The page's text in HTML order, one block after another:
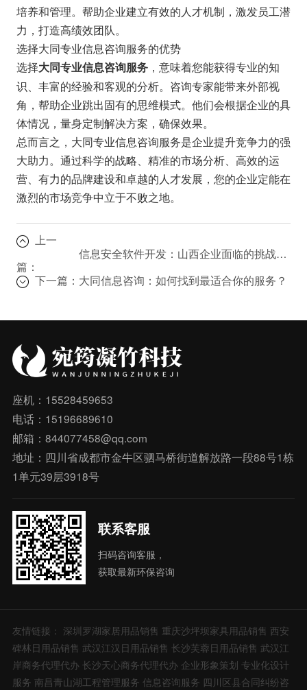
培养和管理。帮助企业建立有效的人才机制，激发员工潜
力，打造高绩效团队。
选择大同专业信息咨询服务的优势
选择大同专业信息咨询服务，意味着您能获得专业的知
识、丰富的经验和客观的分析。咨询专家能带来外部视
角，帮助企业跳出固有的思维模式。他们会根据企业的具
体情况，量身定制解决方案，确保效果。
总而言之，大同专业信息咨询服务是企业提升竞争力的强
大助力。通过科学的战略、精准的市场分析、高效的运
营、有力的品牌建设和卓越的人才发展，您的企业定能在
激烈的市场竞争中立于不败之地。
上一
篇：
信息安全软件开发：山西企业面临的挑战与解决方案
下一篇： 大同信息咨询：如何找到最适合你的服务？
座机：15528459653
电话：15196689610
邮箱：844077458@qq.com
地址：四川省成都市金牛区驷马桥街道解放路一段88号1栋
1单元39层3918号
联系客服
扫码咨询客服，
获取最新环保咨询
友情链接： 深圳罗湖家居用品销售 重庆沙坪坝家具用品销售 西安
碑林日用品销售 武汉江汉日用品销售 长沙芙蓉日用品销售 武汉江
岸商务代理代办 长沙天心商务代理代办 企业形象策划 专业化设计
服务 南昌青山湖工程管理服务 信息咨询服务 四川区县合同纠纷咨